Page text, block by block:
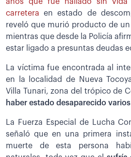
carretera en estado de
reveló que murió producto de
mientras que desde la Policía
estar ligado a presuntas deudas
La víctima fue encontrada al
en la localidad de Nueva
Villa Tunari, zona del trópico de
haber estado desaparecido
La Fuerza Especial de Lucha
señaló que en una primera
muerte de esta persona